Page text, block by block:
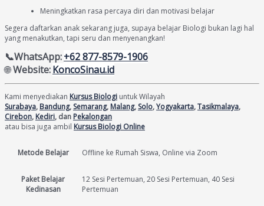
Meningkatkan rasa percaya diri dan motivasi belajar
Segera daftarkan anak sekarang juga, supaya belajar Biologi bukan lagi hal
yang menakutkan, tapi seru dan menyenangkan!
📞WhatsApp:+62 877-8579-1906
🌐Website:KoncoSinau.id
Kami menyediakan Kursus Biologi untuk Wilayah
Surabaya, Bandung, Semarang, Malang, Solo,Yogyakarta,Tasikmalaya,
Cirebon, Kediri, dan Pekalongan
atau bisa juga ambil Kursus Biologi Online
Metode Belajar Offline ke Rumah Siswa, Online via Zoom
Paket Belajar
Kedinasan
12 Sesi Pertemuan, 20 Sesi Pertemuan, 40 Sesi
Pertemuan